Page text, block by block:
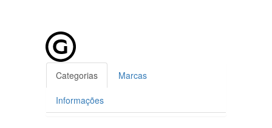
Categorias Marcas
Informações